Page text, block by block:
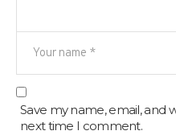
Save my name, email, and
next time I comment.